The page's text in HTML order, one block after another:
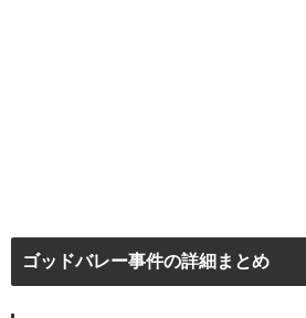
ゴッドバレー事件の詳細まとめ